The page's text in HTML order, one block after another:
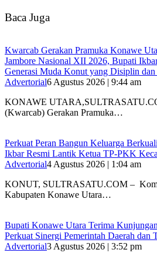
Baca Juga
‎Kwarcab Gerakan Pramuka Konawe
Jambore Nasional XII 2026, Bupati
Generasi Muda Konut yang Disiplin dan
Advertorial6 Agustus 2026 | 9:44 am
KONAWE
(Kwarcab) Gerakan Pramuka…
‎Perkuat Peran Bangun Keluarga
Ikbar Resmi Lantik Ketua TP-PKK
Advertorial4 Agustus 2026 | 1:04 am
‎KONUT, SULTRASATU.COM –
Kabupaten Konawe Utara…
Bupati Konawe Utara Terima
Perkuat Sinergi Pemerintah Daerah dan
Advertorial3 Agustus 2026 | 3:52 pm